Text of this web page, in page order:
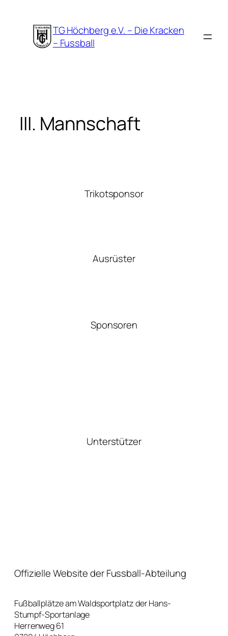
springen
TG Höchberg e.V. – Die Kracken
– Fussball
III. Mannschaft
Trikotsponsor
Ausrüster
Sponsoren
Unterstützer
Offizielle Website der Fussball-Abteilung
Fußballplätze am Waldsportplatz der Hans-
Stumpf-Sportanlage
Herrenweg 61